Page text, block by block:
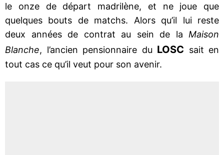
le onze de départ madrilène, et ne joue que
quelques bouts de matchs. Alors qu’il lui reste
deux années de contrat au sein de la Maison
Blanche, l’ancien pensionnaire du LOSC sait en
tout cas ce qu’il veut pour son avenir.